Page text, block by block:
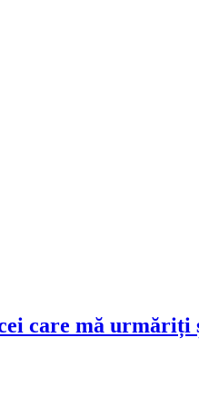
care mă urmăriți